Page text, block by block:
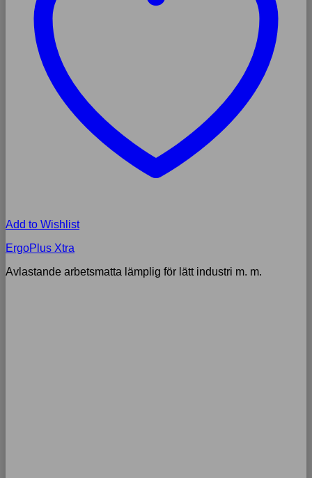
Add to Wishlist
ErgoPlus Xtra
Avlastande arbetsmatta lämplig för lätt industri m. m.